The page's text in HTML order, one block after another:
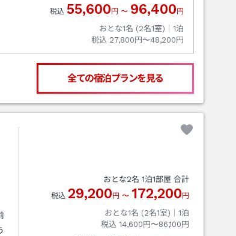
税込 55,600 円 〜 96,400 円
おとな1名 (2名1室)｜ 1泊
税込 27,800円〜48,200円
全ての宿泊プランを見る
おとな2名 1泊1部屋 合計
税込 29,200 円 〜 172,200 円
おとな1名 (2名1室)｜ 1泊
税込 14,600円〜86,100円